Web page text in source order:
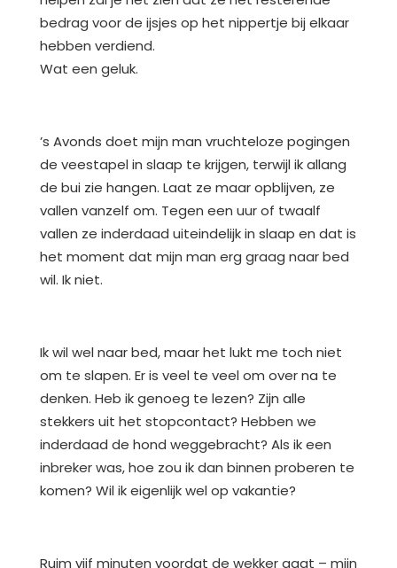
bedrag voor de ijsjes op het nippertje bij elkaar
hebben verdiend.
Wat een geluk.
’s Avonds doet mijn man vruchteloze pogingen
de veestapel in slaap te krijgen, terwijl ik allang
de bui zie hangen. Laat ze maar opblijven, ze
vallen vanzelf om. Tegen een uur of twaalf
vallen ze inderdaad uiteindelijk in slaap en dat is
het moment dat mijn man erg graag naar bed
wil. Ik niet.
Ik wil wel naar bed, maar het lukt me toch niet
om te slapen. Er is veel te veel om over na te
denken. Heb ik genoeg te lezen? Zijn alle
stekkers uit het stopcontact? Hebben we
inderdaad de hond weggebracht? Als ik een
inbreker was, hoe zou ik dan binnen proberen te
komen? Wil ik eigenlijk wel op vakantie?
Ruim vijf minuten voordat de wekker gaat – mijn